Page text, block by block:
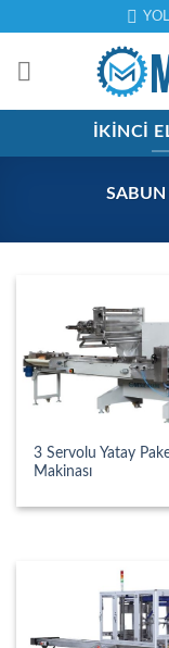
İKINCI
SABUN
3 Servolu Yatay
Makinası